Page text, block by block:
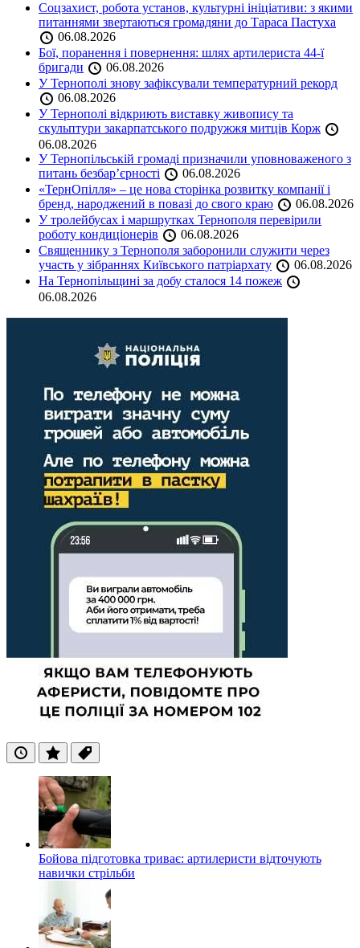
Соцзахист, робота установ, культурні ініціативи: з якими
питаннями звертаються громадяни до Тараса Пастуха
06.08.2026
Бої, поранення і повернення: шлях артилериста 44-ї
бригади
06.08.2026
У Тернополі знову зафіксували температурний рекорд
06.08.2026
У Тернополі відкриють виставку живопису та
скульптури закарпатського подружжя митців Корж
06.08.2026
У Тернопільській громаді призначили уповноваженого з
питань безбар’єрності
06.08.2026
«ТернОпілля» – це нова сторінка розвитку компанії і
бренд, народжений в повазі до свого краю
06.08.2026
У тролейбусах і маршрутках Тернополя перевірили
роботу кондиціонерів
06.08.2026
Священнику з Тернополя заборонили служити через
участь у зібраннях Київського патріархату
06.08.2026
На Тернопільщині за добу сталося 14 пожеж
06.08.2026
ОстанніПопулярні
Теги
Бойова підготовка триває: артилеристи відточують
навички стрільби